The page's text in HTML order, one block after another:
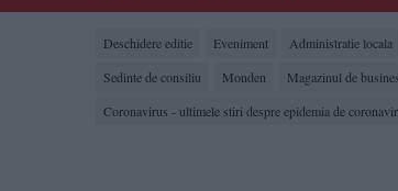
Deschidere editie Eveniment Administratie locala
Sedinte de consiliu
Monden Magazinul de
Coronavirus - ultimele stiri despre epidemia de